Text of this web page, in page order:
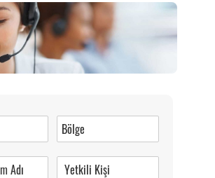
0 (216) 462 49 34
Cumartesi 09.00-20.00